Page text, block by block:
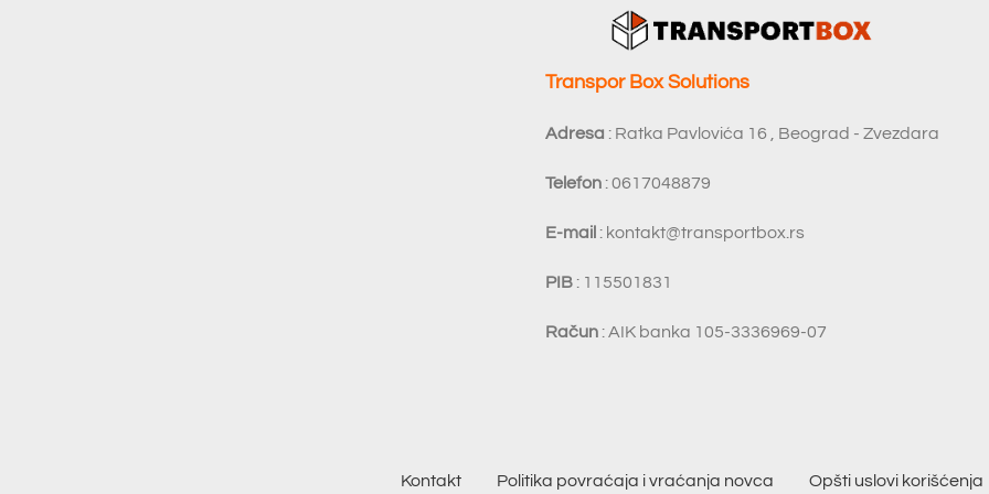
Transpor Box Solutions
Adresa : Ratka Pavlovića 16 , Beograd - Zvezdara
Telefon : 0617048879
E-mail : kontakt@transportbox.rs
PIB : 115501831
Račun : AIK banka 105-3336969-07
Kontakt Politika povraćaja i vraćanja novca Opšti uslovi korišćenja